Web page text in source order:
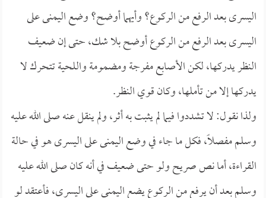
اليسرى بعد الرفع من الركوع؟ وأيهما أوضح؟ وضع اليمنى على
اليسرى بعد الرفع من الركوع أوضح بلا شك، حتى إن ضعيف
النظر يدركها، لكن الأصابع مفرجة ومضمومة واللحية تتحرك لا
يدركها إلا من تأملها، وكان قوي النظر.
ولذا نقول: لا تشددوا فيما لم يثبت به أثر، ولم ينقل عنه صلى الله عليه
وسلم مفصلاً، فكل ما جاء في وضع اليمنى على اليسرى هو في حالة
القراءة، أما نص صريح ولو حتى ضعيف في أنه كان صلى الله عليه
وسلم بعد أن يرفع من الركوع يضع اليمنى على اليسرى، فأعتقد لو